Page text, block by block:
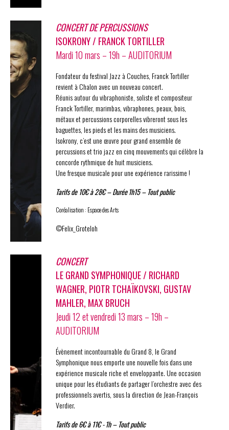
CONCERT DE PERCUSSIONS
ISOKRONY / FRANCK TORTILLER
Mardi 10 mars – 19h – AUDITORIUM
Fondateur du festival Jazz à Couches, Franck Tortiller
revient à Chalon avec un nouveau concert.
Réunis autour du vibraphoniste, soliste et compositeur
Franck Tortiller, marimbas, vibraphones, peaux, bois,
métaux et percussions corporelles vibreront sous les
baguettes, les pieds et les mains des musiciens.
Isokrony, c’est une œuvre pour grand ensemble de
percussions et trio jazz en cinq mouvements qui célèbre la
concorde rythmique de huit musiciens.
Une fresque musicale pour une expérience rarissime !
Tarifs de 10€ à 28€ – Durée 1h15 – Tout public
Coréalisation : Espace des Arts
©Felix_Groteloh
CONCERT
LE GRAND SYMPHONIQUE / RICHARD
WAGNER, PIOTR TCHAÏKOVSKI, GUSTAV
MAHLER, MAX BRUCH
Jeudi 12 et vendredi 13 mars – 19h –
AUDITORIUM
Évènement incontournable du Grand 8, le Grand
Symphonique nous emporte une nouvelle fois dans une
expérience musicale riche et enveloppante. Une occasion
unique pour les étudiants de partager l’orchestre avec des
professionnels avertis, sous la direction de Jean-François
Verdier.
Tarifs de 6€ à 11€ - 1h – Tout public